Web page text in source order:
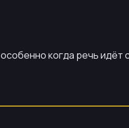
когда речь идёт